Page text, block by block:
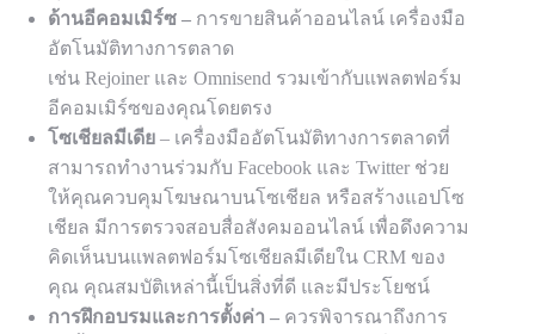
ด้านอีคอมเมิร์ซ – การขายสินค้าออนไลน์ เครื่องมือ
อัตโนมัติทางการตลาด
เช่น Rejoiner และ Omnisend รวมเข้ากับแพลตฟอร์ม
อีคอมเมิร์ซของคุณโดยตรง
โซเชียลมีเดีย – เครื่องมืออัตโนมัติทางการตลาดที่
สามารถทำงานร่วมกับ Facebook และ Twitter ช่วย
ให้คุณควบคุมโฆษณาบนโซเชียล หรือสร้างแอป โซ
เชียล มีการตรวจสอบสื่อสังคมออนไลน์ เพื่อดึงความ
คิดเห็นบนแพลตฟอร์มโซเชียลมีเดียใน CRM ของ
คุณ คุณสมบัติเหล่านี้เป็นสิ่งที่ดี และมีประโยชน์
การฝึกอบรมและการตั้งค่า – ควรพิจารณาถึงการ